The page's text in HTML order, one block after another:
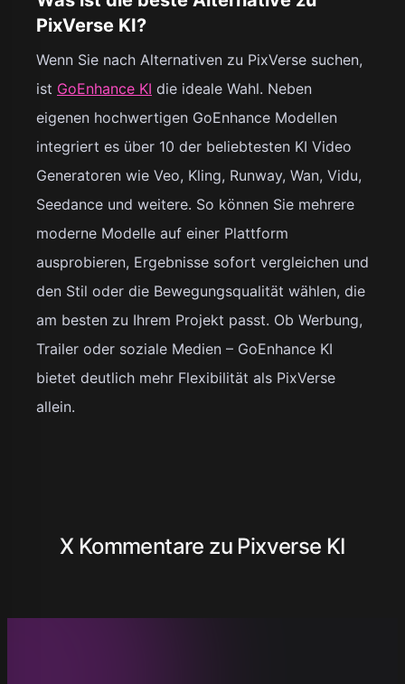
PixVerse KI?
Wenn Sie nach Alternativen zu PixVerse suchen,
ist GoEnhance KI die ideale Wahl. Neben
eigenen hochwertigen GoEnhance Modellen
integriert es über 10 der beliebtesten KI Video
Generatoren wie Veo, Kling, Runway, Wan, Vidu,
Seedance und weitere. So können Sie mehrere
moderne Modelle auf einer Plattform
ausprobieren, Ergebnisse sofort vergleichen und
den Stil oder die Bewegungsqualität wählen, die
am besten zu Ihrem Projekt passt. Ob Werbung,
Trailer oder soziale Medien – GoEnhance KI
bietet deutlich mehr Flexibilität als PixVerse
allein.
X Kommentare zu Pixverse KI